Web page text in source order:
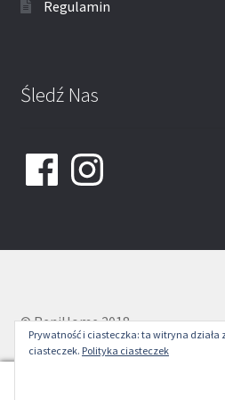
Regulamin
Śledź Nas
FacebookInstagram
© ReniHome 2018
Prywatność i ciasteczka: ta witryna działa
ciasteczek. Polityka ciasteczek